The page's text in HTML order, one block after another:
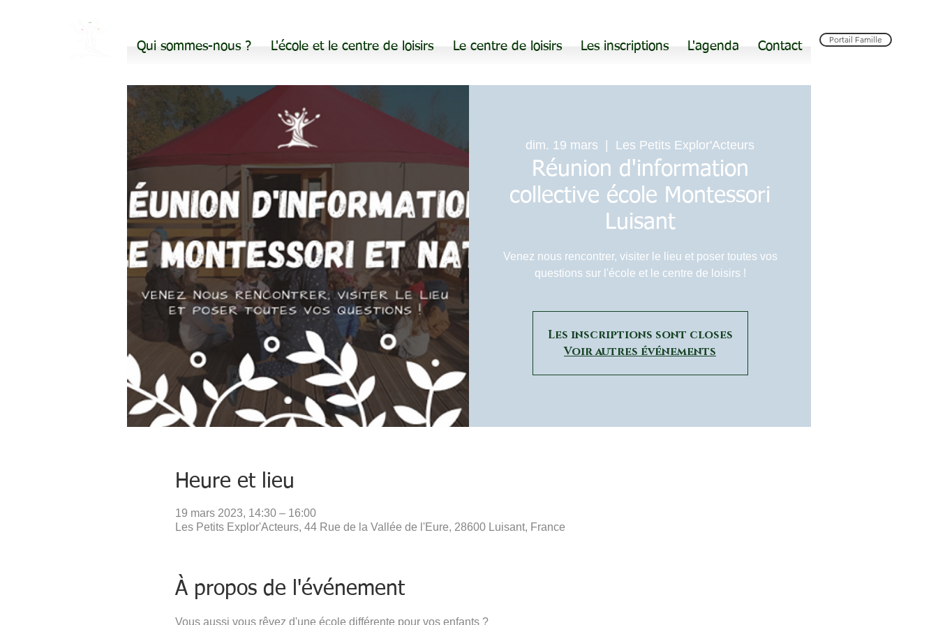
Qui sommes-nous ? L'école et le centre de loisirs Le centre de loisirs Les inscriptions L'agenda Contact
Portail Famille
dim. 19 mars
  |
Les Petits Explor'Acteurs
Réunion d'information
collective école Montessori
Luisant
Venez nous rencontrer, visiter le lieu et poser toutes vos
questions sur l'école et le centre de loisirs !
Les inscriptions sont closes
Voir autres événements
Heure et lieu
19 mars 2023, 14:30 – 16:00
Les Petits Explor'Acteurs, 44 Rue de la Vallée de l'Eure, 28600 Luisant, France
À propos de l'événement
Vous aussi vous rêvez d'une école différente pour vos enfants ?